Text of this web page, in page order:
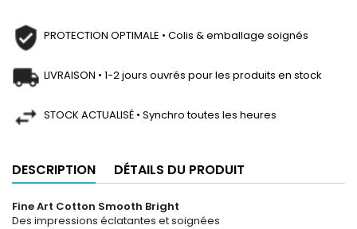
PROTECTION OPTIMALE • Colis & emballage soignés
LIVRAISON • 1-2 jours ouvrés pour les produits en stock
STOCK ACTUALISÉ • Synchro toutes les heures
DESCRIPTION DÉTAILS DU PRODUIT
Fine Art Cotton Smooth Bright
Des impressions éclatantes et soignées